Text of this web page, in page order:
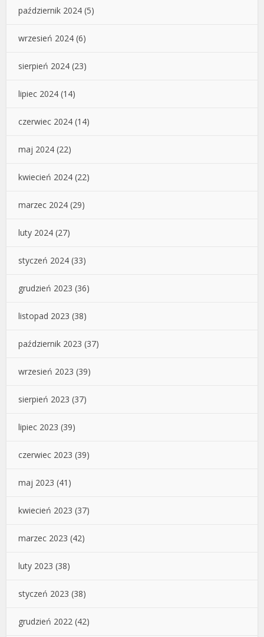
październik 2024 (5)
wrzesień 2024 (6)
sierpień 2024 (23)
lipiec 2024 (14)
czerwiec 2024 (14)
maj 2024 (22)
kwiecień 2024 (22)
marzec 2024 (29)
luty 2024 (27)
styczeń 2024 (33)
grudzień 2023 (36)
listopad 2023 (38)
październik 2023 (37)
wrzesień 2023 (39)
sierpień 2023 (37)
lipiec 2023 (39)
czerwiec 2023 (39)
maj 2023 (41)
kwiecień 2023 (37)
marzec 2023 (42)
luty 2023 (38)
styczeń 2023 (38)
grudzień 2022 (42)